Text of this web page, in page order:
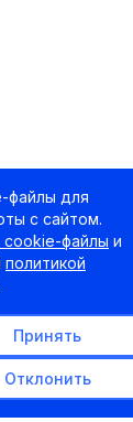
файлы для
с сайтом.
cookie-файлы и
политикой
Принять
Отклонить